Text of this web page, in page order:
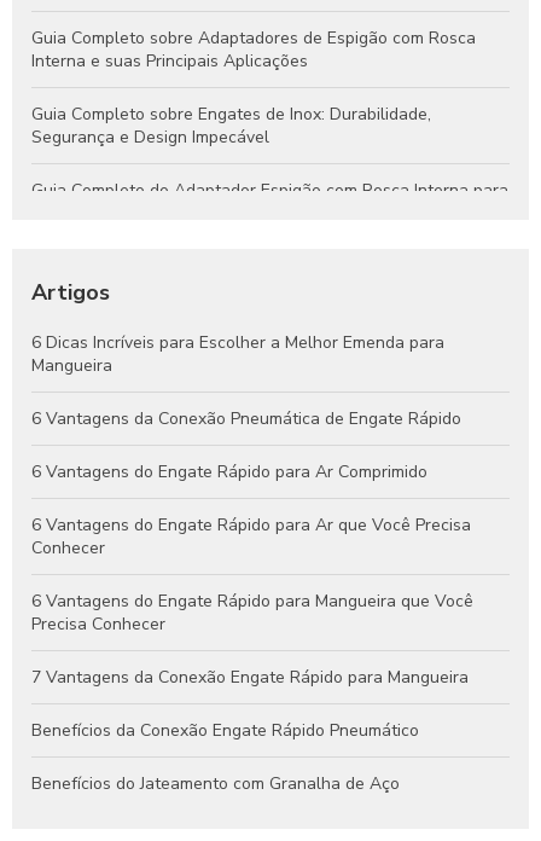
Guia Completo sobre Adaptadores de Espigão com Rosca
Interna e suas Principais Aplicações
Guia Completo sobre Engates de Inox: Durabilidade,
Segurança e Design Impecável
Guia Completo do Adaptador Espigão com Rosca Interna para
Eficientes e Confiáveis
Engates Pneumáticos: Vantagens, Aplicações e Dicas para
Escolher o Melhor Modelo
Guia Completo de Engates Pneumáticos: Benefícios, Usos e
Dicas de Manutenção
Artigos
6 Dicas Incríveis para Escolher a Melhor Emenda para
Mangueira
6 Vantagens da Conexão Pneumática de Engate Rápido
6 Vantagens do Engate Rápido para Ar Comprimido
6 Vantagens do Engate Rápido para Ar que Você Precisa
Conhecer
6 Vantagens do Engate Rápido para Mangueira que Você
Precisa Conhecer
7 Vantagens da Conexão Engate Rápido para Mangueira
Benefícios da Conexão Engate Rápido Pneumático
Benefícios do Jateamento com Granalha de Aço